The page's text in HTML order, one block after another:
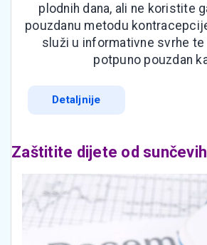
plodnih dana, ali ne koristite
pouzdanu metodu
služi u informativne svrhe te
potpuno pouzdan
Detaljnije
Zaštitite dijete od